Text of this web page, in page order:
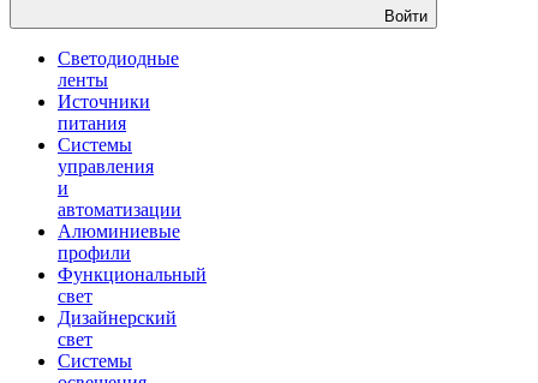
Войти
Светодиодные
ленты
Источники
питания
Системы
управления
и
автоматизации
Алюминиевые
профили
Функциональный
свет
Дизайнерский
свет
Системы